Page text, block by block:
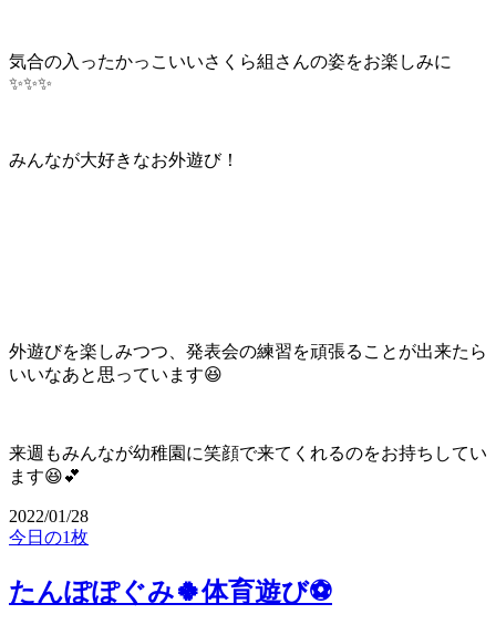
気合の入ったかっこいいさくら組さんの姿をお楽しみに
✨✨✨
みんなが大好きなお外遊び！
外遊びを楽しみつつ、発表会の練習を頑張ることが出来たら
いいなあと思っています😆
来週もみんなが幼稚園に笑顔で来てくれるのをお持ちしてい
ます😆💕
2022/01/28
今日の1枚
たんぽぽぐみ🍀体育遊び⚽️